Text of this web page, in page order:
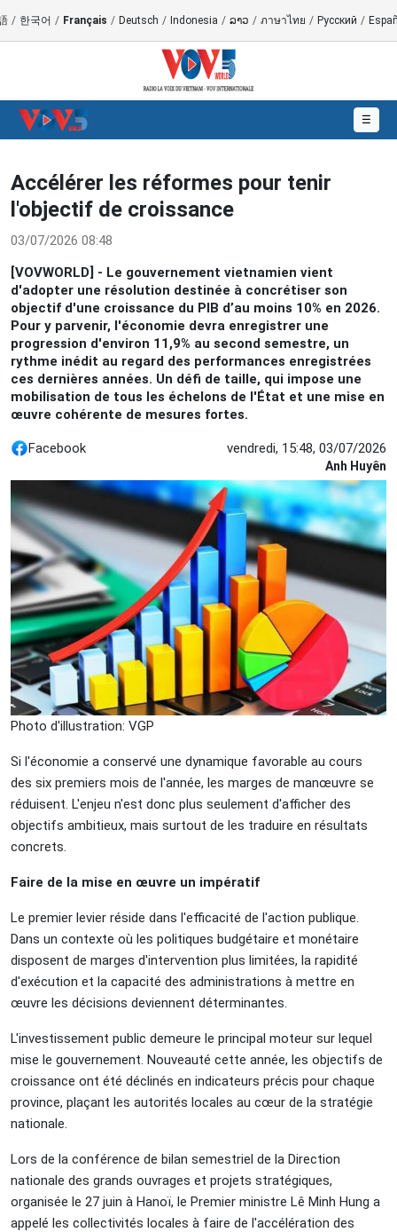
/ 한국어 / Français / Deutsch / Indonesia / ລາວ / ภาษาไทย / Русский /
☰
Accélérer les réformes pour tenir
l'objectif de croissance
03/07/2026 08:48
[VOVWORLD] - Le gouvernement vietnamien vient
d'adopter une résolution destinée à concrétiser son
objectif d'une croissance du PIB d’au moins 10% en 2026.
Pour y parvenir, l'économie devra enregistrer une
progression d'environ 11,9% au second semestre, un
rythme inédit au regard des performances enregistrées
ces dernières années. Un défi de taille, qui impose une
mobilisation de tous les échelons de l'État et une mise en
œuvre cohérente de mesures fortes.
Facebook vendredi, 15:48, 03/07/2026
Anh Huyên
Photo d'illustration: VGP
Si l'économie a conservé une dynamique favorable au cours
des six premiers mois de l'année, les marges de manœuvre se
réduisent. L'enjeu n'est donc plus seulement d'afficher des
objectifs ambitieux, mais surtout de les traduire en résultats
concrets.
Faire de la mise en œuvre un impératif
Le premier levier réside dans l'efficacité de l'action publique.
Dans un contexte où les politiques budgétaire et monétaire
disposent de marges d'intervention plus limitées, la rapidité
d'exécution et la capacité des administrations à mettre en
œuvre les décisions deviennent déterminantes.
L'investissement public demeure le principal moteur sur lequel
mise le gouvernement. Nouveauté cette année, les objectifs de
croissance ont été déclinés en indicateurs précis pour chaque
province, plaçant les autorités locales au cœur de la stratégie
nationale.
Lors de la conférence de bilan semestriel de la Direction
nationale des grands ouvrages et projets stratégiques,
organisée le 27 juin à Hanoï, le Premier ministre Lê Minh Hung a
appelé les collectivités locales à faire de l'accélération des